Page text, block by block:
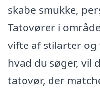
skabe smukke,
Tatovører i
vifte af stilarter og
hvad du søger, vil
tatovør, der